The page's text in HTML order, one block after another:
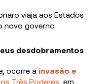
viaja aos Estados
novo governo.
desdobramentos
ocorre a invasão e
Três Poderes , em